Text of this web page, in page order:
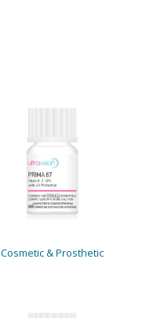
Cosmetic & Prosthetic